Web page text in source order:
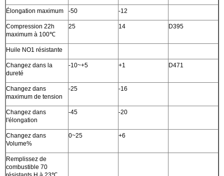
Élongation maximum -50 -12
Compression 22h
maximum à 100℃
25 14 D395
Huile NO1 résistante
Changez dans la
dureté
-10~+5 +1 D471
Changez dans
maximum de tension
-25 -16
Changez dans
l'élongation
-45 -20
Changez dans
Volume%
0~25 +6
Remplissez de
combustible 70